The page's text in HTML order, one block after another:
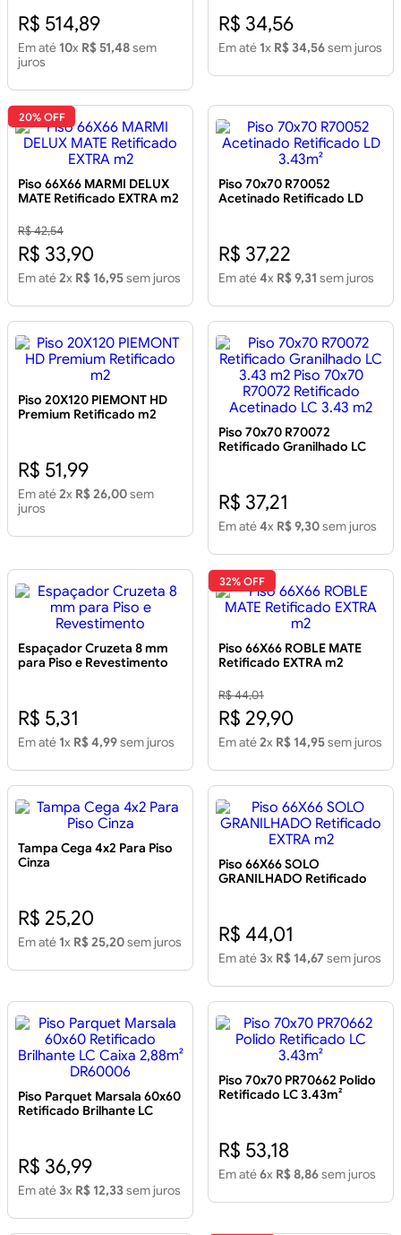
R$ 514,89
Em até 10x R$ 51,48sem
juros
R$ 34,56
Em até 1x R$ 34,56sem juros
20% OFF
Piso 66X66 MARMI DELUX
MATE Retificado EXTRA m2
R$ 42,54
R$ 33,90
Em até2x R$ 16,95sem juros
Piso 70x70 R70052
Acetinado Retificado LD
R$ 37,22
Em até4x R$ 9,31 sem juros
Piso 20X120 PIEMONT HD
Premium Retificado m2
R$ 51,99
Em até2x R$ 26,00sem
juros
Piso 70x70 R70072
Retificado Granilhado LC
3.43 m2
R$ 37,21
Em até4x R$ 9,30sem juros
Espaçador Cruzeta 8 mm
para Piso e Revestimento
R$ 5,31
Em até 1x R$ 4,99sem juros
32% OFF
Piso 66X66 ROBLE MATE
Retificado EXTRA m2
R$ 44,01
R$ 29,90
Em até2x R$ 14,95sem juros
Tampa Cega 4x2 Para Piso
Cinza
R$ 25,20
Em até 1x R$ 25,20sem juros
Piso 66X66 SOLO
GRANILHADO Retificado
R$ 44,01
Em até 3x R$ 14,67 sem juros
Piso Parquet Marsala 60x60
Retificado Brilhante LC
R$ 36,99
Em até 3x R$ 12,33sem juros
Piso 70x70 PR70662 Polido
Retificado LC 3.43m²
R$ 53,18
Em até6x R$ 8,86sem juros